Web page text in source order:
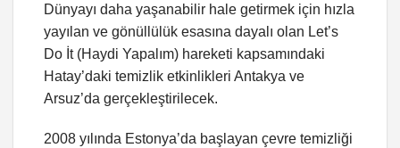
Dünyayı daha yaşanabilir hale getirmek için hızla
yayılan ve gönüllülük esasına dayalı olan Let’s
Do İt (Haydi Yapalım) hareketi kapsamındaki
Hatay’daki temizlik etkinlikleri Antakya ve
Arsuz’da gerçekleştirilecek.
2008 yılında Estonya’da başlayan çevre temizliği